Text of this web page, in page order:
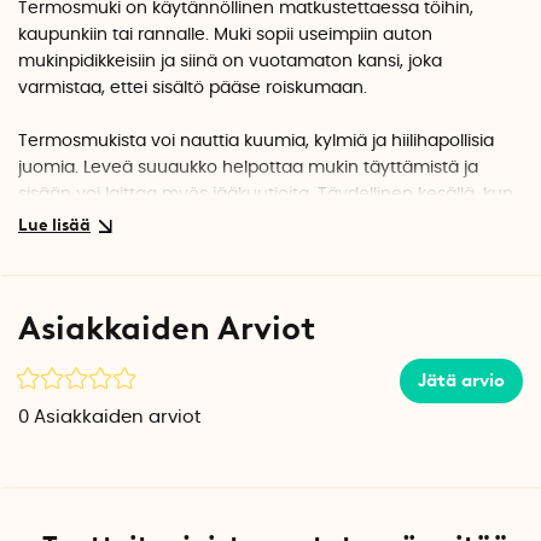
Termosmuki on käytännöllinen matkustettaessa töihin,
kaupunkiin tai rannalle. Muki sopii useimpiin auton
mukinpidikkeisiin ja siinä on vuotamaton kansi, joka
varmistaa, ettei sisältö pääse roiskumaan.
Termosmukista voi nauttia kuumia, kylmiä ja hiilihapollisia
juomia. Leveä suuaukko helpottaa mukin täyttämistä ja
sisään voi laittaa myös jääkuutioita. Täydellinen kesällä, kun
juoman tulee olla jääkylmää!
ennen mukista juomista. Kaatonokkaan voi myös laittaa
Kaksinkertaiset ruostumattomasta teräksestä valmistetut
Asiakkaiden Arviot
Jätä arvio
0 Asiakkaiden arviot